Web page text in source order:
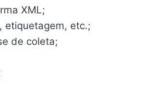
XML;
etiquetagem, etc.;
de coleta;